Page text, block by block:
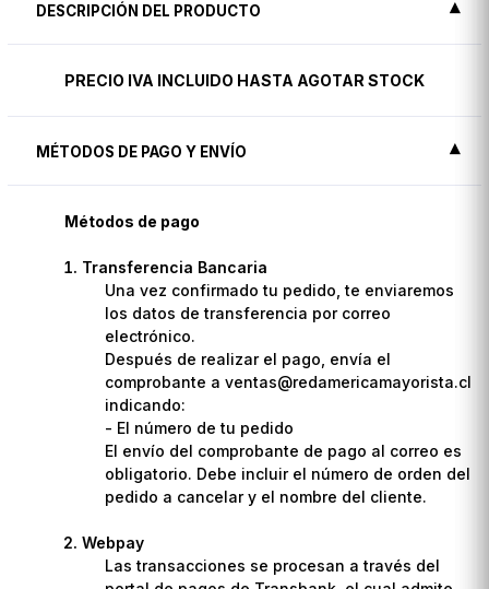
DESCRIPCIÓN DEL PRODUCTO
PRECIO IVA INCLUIDO HASTA AGOTAR STOCK
MÉTODOS DE PAGO Y ENVÍO
Métodos de pago
Transferencia Bancaria
Una vez confirmado tu pedido, te enviaremos
los datos de transferencia por correo
electrónico.
Después de realizar el pago, envía el
comprobante a ventas@redamericamayorista.cl
indicando:
- El número de tu pedido
El envío del comprobante de pago al correo es
obligatorio. Debe incluir el número de orden del
pedido a cancelar y el nombre del cliente.
Webpay
Las transacciones se procesan a través del